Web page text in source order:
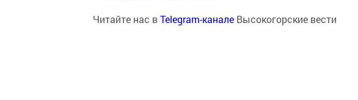
Читайте нас вTelegram-канале Высокогорские вести